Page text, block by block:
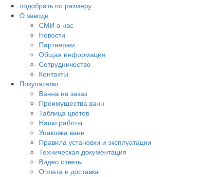
подобрать по размеру
О заводе
СМИ о нас
Новости
Партнерам
Общая информация
Сотрудничество
Контакты
Покупателю
Ванна на заказ
Преимущества ванн
Таблица цветов
Наши работы
Упаковка ванн
Правила установки и эксплуатации
Техническая документация
Видео ответы
Оплата и доставка